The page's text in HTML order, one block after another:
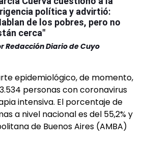
política y advirtió:
de los pobres, pero no
cerca"
Redacción Diario de Cuyo
epidemiológico, de momento,
personas con coronavirus
intensiva. El porcentaje de
a nivel nacional es del 55,2% y
de Buenos Aires (AMBA)